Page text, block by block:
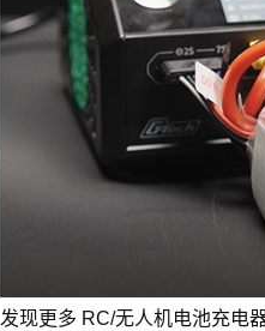
发现更多 RC/无人机电池充电器